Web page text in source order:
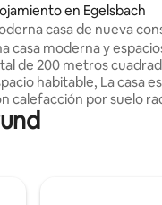
4.97 de 5, 35
en Egelsbach
casa de nueva
200 m² cerca del
casa moderna y
de 200 metros
habitable, La casa está equipada
calefacción por suelo
y un piso de
garantiza un clima